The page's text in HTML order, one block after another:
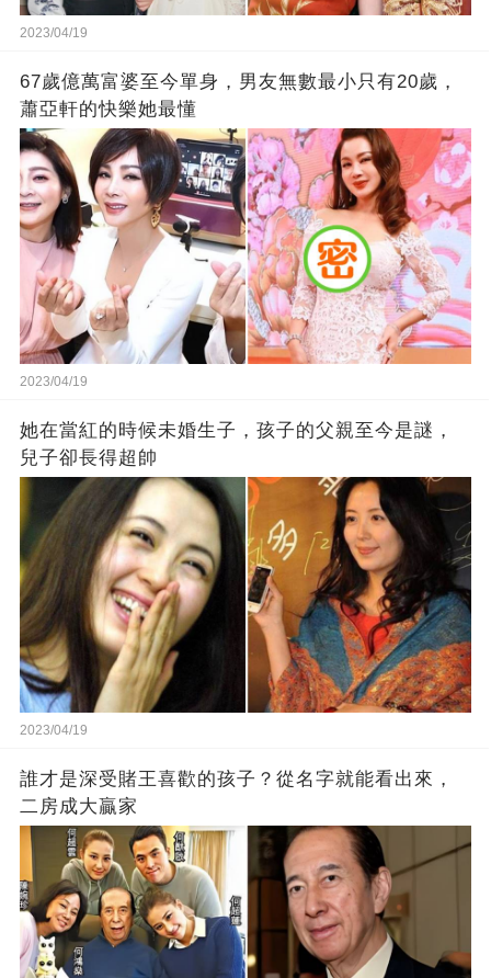
2023/04/19
67歲億萬富婆至今單身，男友無數最小只有20歲，
蕭亞軒的快樂她最懂
2023/04/19
她在當紅的時候未婚生子，孩子的父親至今是謎，
兒子卻長得超帥
2023/04/19
誰才是深受賭王喜歡的孩子？從名字就能看出來，
二房成大贏家